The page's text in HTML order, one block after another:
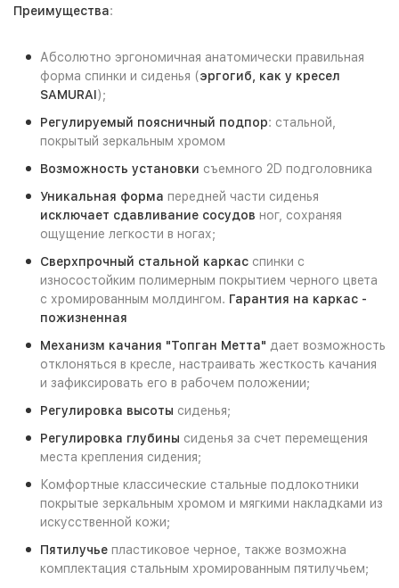
Преимущества:
Абсолютно эргономичная анатомически правильная
форма спинки и сиденья (эргогиб, как у кресел
SAMURAI);
Регулируемый поясничный подпор: стальной,
покрытый зеркальным хромом
Возможность установки съемного 2D подголовника
Уникальная форма передней части сиденья
исключает сдавливание сосудов ног, сохраняя
ощущение легкости в ногах;
Сверхпрочный стальной каркас спинки с
износостойким полимерным покрытием черного цвета
с хромированным молдингом. Гарантия на каркас -
пожизненная
Механизм качания "Топган Метта" дает возможность
отклоняться в кресле, настраивать жесткость качания
и зафиксировать его в рабочем положении;
Регулировка высоты сиденья;
Регулировка глубины сиденья за счет перемещения
места крепления сидения;
Комфортные классические стальные подлокотники
покрытые зеркальным хромом и мягкими накладками из
искусственной кожи;
Пятилучье пластиковое черное, также возможна
комплектация стальным хромированным пятилучьем;